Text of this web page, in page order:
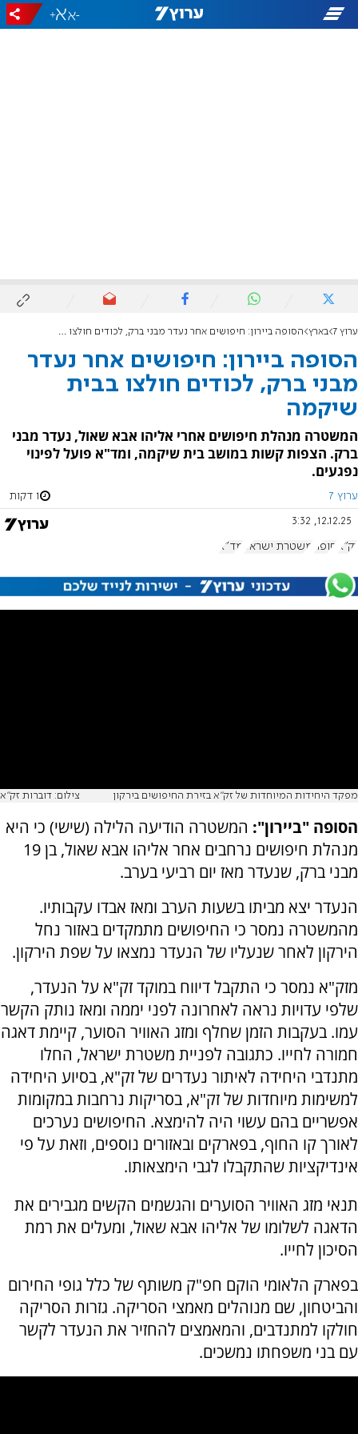
-
+
ערוץ 7 בארץ הסופה ביירון: חיפושים אחר נעדר מבני ברק, לכודים חולצו בבית שיקמה
הסופה ביירון: חיפושים אחר נעדר
מבני ברק, לכודים חולצו בבית
שיקמה
המשטרה מנהלת חיפושים אחרי אליהו אבא שאול, נעדר מבני
ברק. הצפות קשות במושב בית שיקמה, ומד"א פועל לפינוי
נפגעים.
ערוץ 7 1 דקות
12.12.25, 3:32
זק"א סופה משטרת ישראל מד"א
מפקד היחידות המיוחדות של זק"א בזירת החיפושים בירקון צילום: דוברות זק"א
הסופה "ביירון": המשטרה הודיעה הלילה (שישי) כי היא
מנהלת חיפושים נרחבים אחר אליהו אבא שאול, בן 19
מבני ברק, שנעדר מאז יום רביעי בערב.
הנעדר יצא מביתו בשעות הערב ומאז אבדו עקבותיו.
מהמשטרה נמסר כי החיפושים מתמקדים באזור נחל
הירקון לאחר שנעליו של הנעדר נמצאו על שפת הירקון.
מזק"א נמסר כי התקבל דיווח במוקד זק"א על הנעדר,
שלפי עדויות נראה לאחרונה לפני יממה ומאז נותק הקשר
עמו. בעקבות הזמן שחלף ומזג האוויר הסוער, קיימת דאגה
חמורה לחייו. כתגובה לפניית משטרת ישראל, החלו
מתנדבי היחידה לאיתור נעדרים של זק"א, בסיוע היחידה
למשימות מיוחדות של זק"א, בסריקות נרחבות במקומות
אפשריים בהם עשוי היה להימצא. החיפושים נערכים
לאורך קו החוף, בפארקים ובאזורים נוספים, וזאת על פי
אינדיקציות שהתקבלו לגבי הימצאותו.
תנאי מזג האוויר הסוערים והגשמים הקשים מגבירים את
הדאגה לשלומו של אליהו אבא שאול, ומעלים את רמת
הסיכון לחייו.
בפארק הלאומי הוקם חפ"ק משותף של כלל גופי החירום
והביטחון, שם מנוהלים מאמצי הסריקה. גזרות הסריקה
חולקו למתנדבים, והמאמצים להחזיר את הנעדר לקשר
עם בני משפחתו נמשכים.